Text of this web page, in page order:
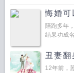
悔婚可
陪跑多年
结果功成
丑妻翻
12年前，